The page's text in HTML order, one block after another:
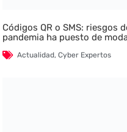
Códigos QR o SMS: riesgos
pandemia ha puesto de
Actualidad,Cyber Expertos